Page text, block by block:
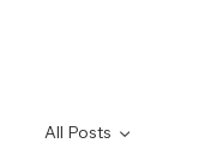
All Posts